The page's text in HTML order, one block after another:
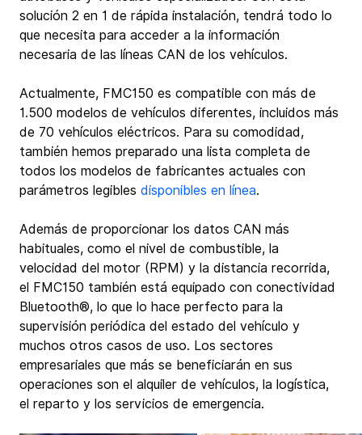
solución 2 en 1 de rápida instalación, tendrá todo lo
que necesita para acceder a la información
necesaria de las líneas CAN de los vehículos.
Actualmente, FMC150 es compatible con más de
1.500 modelos de vehículos diferentes, incluidos más
de 70 vehículos eléctricos. Para su comodidad,
también hemos preparado una lista completa de
todos los modelos de fabricantes actuales con
parámetros legibles disponibles en línea.
Además de proporcionar los datos CAN más
habituales, como el nivel de combustible, la
velocidad del motor (RPM) y la distancia recorrida,
el FMC150 también está equipado con conectividad
Bluetooth®, lo que lo hace perfecto para la
supervisión periódica del estado del vehículo y
muchos otros casos de uso. Los sectores
empresariales que más se beneficiarán en sus
operaciones son el alquiler de vehículos, la logística,
el reparto y los servicios de emergencia.